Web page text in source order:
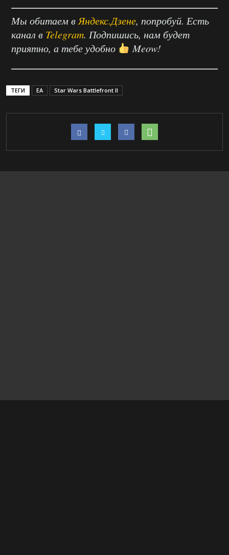
Мы обитаем в Яндекс.Дзене, попробуй. Есть
канал в Telegram. Подпишись, нам будет
приятно, а тебе удобно
Meow!
ТЕГИ EA Star Wars Battlefront II